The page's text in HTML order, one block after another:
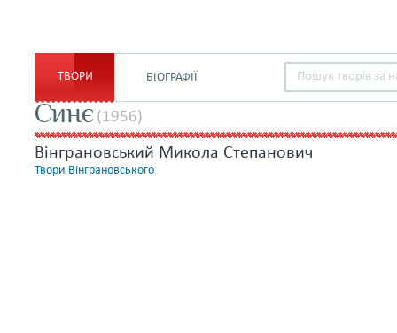
ТВОРИ БІОГРАФІЇ
Синє (1956)
Вінграновський Микола Степанович
Твори Вінграновського